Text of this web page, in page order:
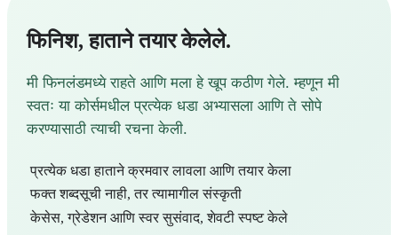
फिनिश, हाताने तयार केलेले.
मी फिनलंडमध्ये राहते आणि मला हे खूप कठीण गेले. म्हणून मी
स्वतः या कोर्समधील प्रत्येक धडा अभ्यासला आणि ते सोपे
करण्यासाठी त्याची रचना केली.
प्रत्येक धडा हाताने क्रमवार लावला आणि तयार केला
फक्त शब्दसूची नाही, तर त्यामागील संस्कृती
केसेस, ग्रेडेशन आणि स्वर सुसंवाद, शेवटी स्पष्ट केले
talo house